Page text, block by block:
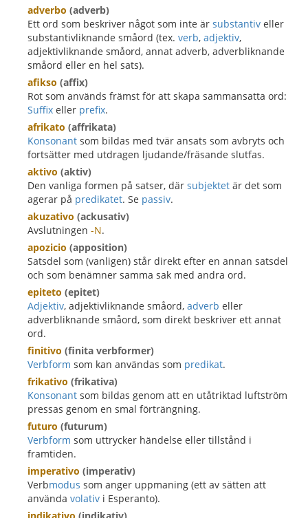
adverbo (adverb)
Ett ord som beskriver något som inte är substantiv eller
substantivliknande småord (tex. verb, adjektiv,
adjektivliknande småord, annat adverb, adverbliknande
småord eller en hel sats).
afikso (affix)
Rot som används främst för att skapa sammansatta ord:
Suffix eller prefix.
afrikato (affrikata)
Konsonant som bildas med tvär ansats som avbryts och
fortsätter med utdragen ljudande/fräsande slutfas.
aktivo (aktiv)
Den vanliga formen på satser, där subjektet är det som
agerar på predikatet. Se passiv.
akuzativo (ackusativ)
Avslutningen -N.
apozicio (apposition)
Satsdel som (vanligen) står direkt efter en annan satsdel
och som benämner samma sak med andra ord.
epiteto (epitet)
Adjektiv, adjektivliknande småord, adverb eller
adverbliknande småord, som direkt beskriver ett annat
ord.
finitivo (finita verbformer)
Verbform som kan användas som predikat.
frikativo (frikativa)
Konsonant som bildas genom att en utåtriktad luftström
pressas genom en smal förträngning.
futuro (futurum)
Verbform som uttrycker händelse eller tillstånd i
framtiden.
imperativo (imperativ)
Verbmodus som anger uppmaning (ett av sätten att
använda volativ i Esperanto).